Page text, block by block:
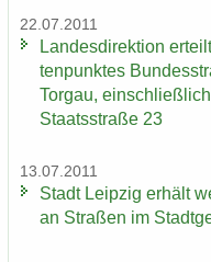
22.07.2011
Lan­des­di­rek­ti­on
ten­punk­tes
Tor­gau,
Staats­stra­ße 23
13.07.2011
Stadt Leip­zig er­hält
an Stra­ßen im